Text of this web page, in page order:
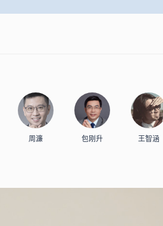
周濂 包刚升 王智涵